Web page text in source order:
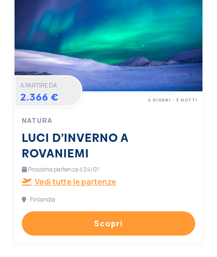
A PARTIRE DA
2.366 €
NATURA
LUCI D’INVERNO A
ROVANIEMI
4 GIORNI - 3 NOTTI
Prossima partenza il 24/01
Vedi tutte le partenze
Finlandia
Scopri